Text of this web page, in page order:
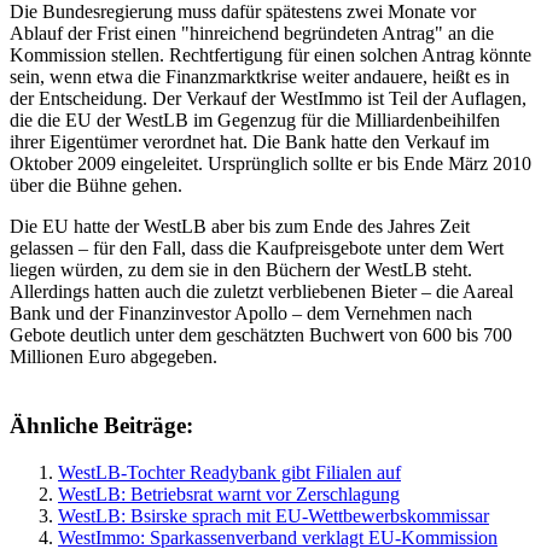
Die Bundesregierung muss dafür spätestens zwei Monate vor
Ablauf der Frist einen "hinreichend begründeten Antrag" an die
Kommission stellen. Rechtfertigung für einen solchen Antrag könnte
sein, wenn etwa die Finanzmarktkrise weiter andauere, heißt es in
der Entscheidung. Der Verkauf der WestImmo ist Teil der Auflagen,
die die EU der WestLB im Gegenzug für die Milliardenbeihilfen
ihrer Eigentümer verordnet hat. Die Bank hatte den Verkauf im
Oktober 2009 eingeleitet. Ursprünglich sollte er bis Ende März 2010
über die Bühne gehen.
Die EU hatte der WestLB aber bis zum Ende des Jahres Zeit
gelassen – für den Fall, dass die Kaufpreisgebote unter dem Wert
liegen würden, zu dem sie in den Büchern der WestLB steht.
Allerdings hatten auch die zuletzt verbliebenen Bieter – die Aareal
Bank und der Finanzinvestor Apollo – dem Vernehmen nach
Gebote deutlich unter dem geschätzten Buchwert von 600 bis 700
Millionen Euro abgegeben.
Ähnliche Beiträge:
WestLB-Tochter Readybank gibt Filialen auf
WestLB: Betriebsrat warnt vor Zerschlagung
WestLB: Bsirske sprach mit EU-Wettbewerbskommissar
WestImmo: Sparkassenverband verklagt EU-Kommission